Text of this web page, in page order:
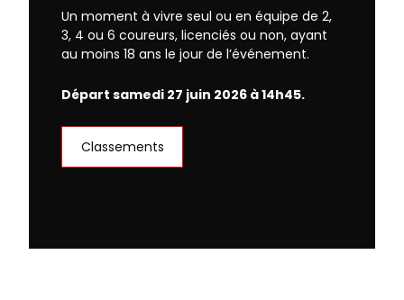
Un moment à vivre seul ou en équipe de 2,
3, 4 ou 6 coureurs, licenciés ou non, ayant
au moins 18 ans le jour de l’événement.
Départ samedi 27 juin 2026 à 14h45.
Classements